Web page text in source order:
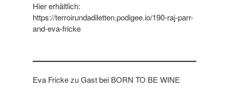
Hier erhältlich:
https://terroirundadiletten.podigee.io/190-raj-parr-
and-eva-fricke
Eva Fricke zu Gast bei BORN TO BE WINE